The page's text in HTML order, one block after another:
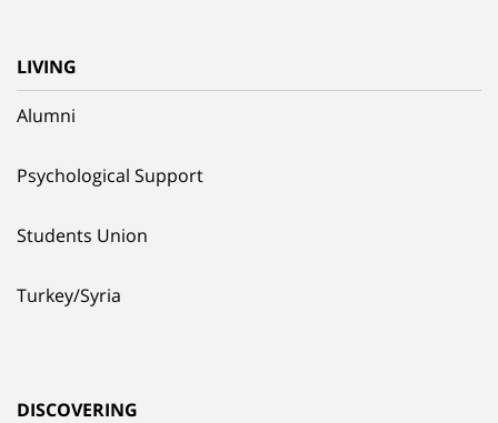
LIVING
Alumni
Psychological Support
Students Union
Turkey/Syria
DISCOVERING